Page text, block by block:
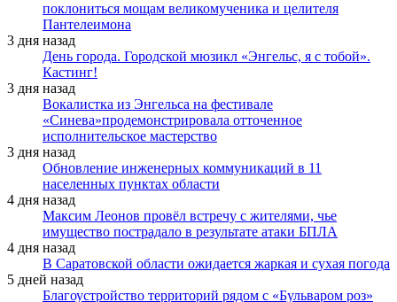
поклониться мощам великомученика и целителя
Пантелеимона
3 дня назад
День города. Городской мюзикл «Энгельс, я с тобой».
Кастинг!
3 дня назад
Вокалистка из Энгельса на фестивале
«Синева»продемонстрировала отточенное
исполнительское мастерство
3 дня назад
Обновление инженерных коммуникаций в 11
населенных пунктах области
4 дня назад
Максим Леонов провёл встречу с жителями, чье
имущество пострадало в результате атаки БПЛА
4 дня назад
В Саратовской области ожидается жаркая и сухая погода
5 дней назад
Благоустройство территорий рядом с «Бульваром роз»